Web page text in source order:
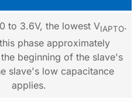
to 3.6V, the lowest VIAPTO.
phase approximately
beginning of the slave's
slave's low capacitance
applies.